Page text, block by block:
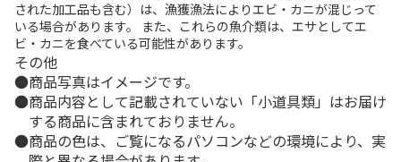
された加工品も含む）は、漁獲漁法によりエビ・カニが混じって
いる場合があります。 また、これらの魚介類は、エサとしてエ
ビ・カニを食べている可能性があります。
その他
商品写真はイメージです。
商品内容として記載されていない「小道具類」はお届け
する商品に含まれておりません。
商品の色は、ご覧になるパソコンなどの環境により、実